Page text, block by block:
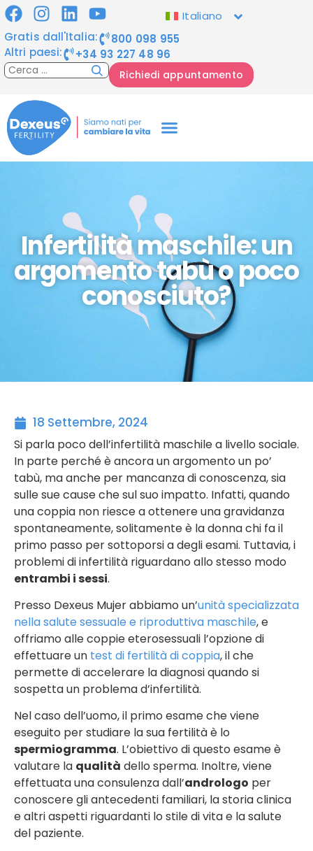
Gratis dall'Italia:
800 098 955
Altri paesi:
+34 93 227 48 96
Richiedi appuntamento
Italiano
Infertilità maschile: un
argomento tabù o poco
conosciuto?
18 Settembre, 2024
Si parla poco dell’infertilità maschile a livello sociale.
In parte perché è ancora un argomento un po’
tabù, ma anche per mancanza di conoscenza, sia
sulle sue cause che sul suo impatto. Infatti, quando
una coppia non riesce a ottenere una gravidanza
spontaneamente, solitamente è la donna chi fa il
primo passo per sottoporsi a degli esami. Tuttavia, i
problemi di infertilità riguardano allo stesso modo
entrambi i sessi.
Presso Dexeus Mujer abbiamo un’unità specializzata
nella salute sessuale e riproduttiva maschile, e
offriamo alle coppie eterosessuali l’opzione di
effettuare un test di fertilità di coppia, il che
permette di accelerare la diagnosi quando si
sospetta un problema d’infertilità.
Nel caso dell’uomo, il primo esame che viene
eseguito per studiare la sua fertilità è lo
spermiogramma. L’obiettivo di questo esame è
valutare la qualità dello sperma. Inoltre, viene
effettuata una consulenza dall’andrologo per
conoscere gli antecedenti familiari, la storia clinica
e altri aspetti riguardanti lo stile di vita e la salute
del paziente.